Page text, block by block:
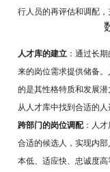
行人员的再评估和调配，
人才库的建立 ：通过长
来的岗位需求提供储备
的是其性格特质和发展
从人才库中找到合适的人
跨部门的岗位调配：人才
合适的候选人，实现内
本低、适应快、忠诚度